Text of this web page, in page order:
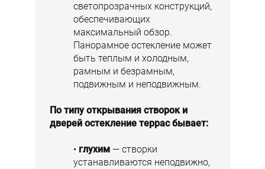
светопрозрачных конструкций,
обеспечивающих
максимальный обзор.
Панорамное остекление может
быть теплым и холодным,
рамным и безрамным,
подвижным и неподвижным.
По типу открывания створок и
дверей остекление террас бывает:
глухим — створки
устанавливаются неподвижно,